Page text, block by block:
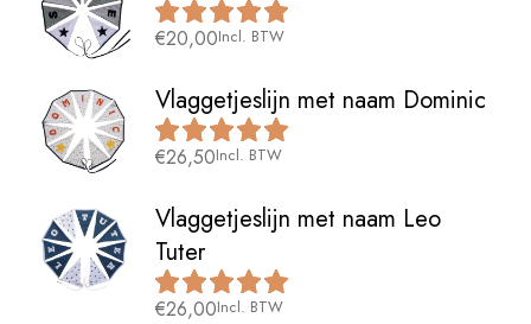
€20,00Incl. BTW
Vlaggetjeslijn met naam Dominic
€26,50Incl. BTW
Vlaggetjeslijn met naam Leo
Tuter
€26,00Incl. BTW